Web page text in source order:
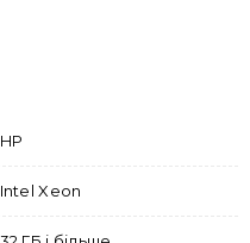
HP
Intel Xeon